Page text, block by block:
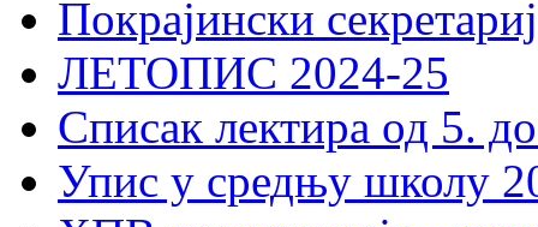
Покрајински
ЛЕТОПИС 2024-25
Списак лектира од 5.
Упис у средњу школу